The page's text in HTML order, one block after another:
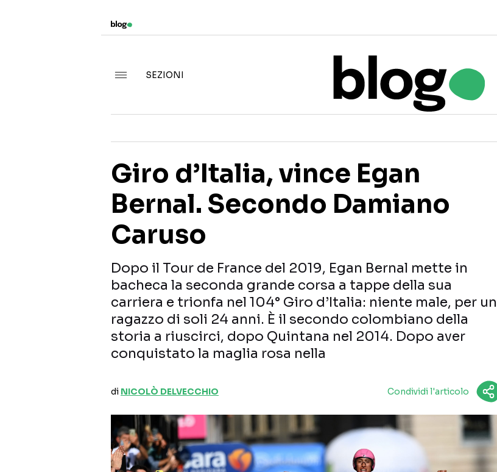
SEZIONI
Giro d’Italia, vince Egan
Bernal. Secondo Damiano
Caruso
Dopo il Tour de France del 2019, Egan Bernal mette in
bacheca la seconda grande corsa a tappe della sua
carriera e trionfa nel 104° Giro d’Italia: niente male, per un
ragazzo di soli 24 anni. È il secondo colombiano della
storia a riuscirci, dopo Quintana nel 2014. Dopo aver
conquistato la maglia rosa nella
di NICOLÒ DELVECCHIO Condividi l'articolo